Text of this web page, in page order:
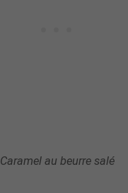
Caramel au beurre salé